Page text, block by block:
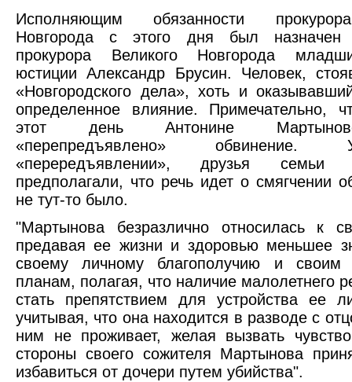
Исполняющим обязанности
Новгорода с этого дня был назначен
прокурора Великого Новгорода
юстиции Александр Брусин. Человек,
«Новгородского дела», хоть и
определенное влияние. Примечательно,
этот день Антонине
«перепредъявлено»
«перередъявлении», друзья семьи
предполагали, что речь идет о смягчении
не тут-то было.
"Мартынова безразлично относилась к
предавая ее жизни и здоровью меньшее
своему личному благополучию и своим
планам, полагая, что наличие малолетнего
стать препятствием для устройства ее
учитывая, что она находится в разводе с
ним не проживает, желая вызвать
стороны своего сожителя Мартынова
избавиться от дочери путем убийства".